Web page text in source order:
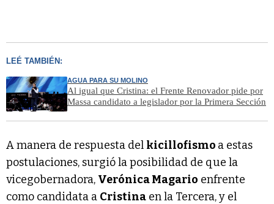
LEÉ TAMBIÉN:
AGUA PARA SU MOLINO
Al igual que Cristina: el Frente Renovador pide por
Massa candidato a legislador por la Primera Sección
A manera de respuesta del kicillofismo a estas
postulaciones, surgió la posibilidad de que la
vicegobernadora, Verónica Magario enfrente
como candidata a Cristina en la Tercera, y el